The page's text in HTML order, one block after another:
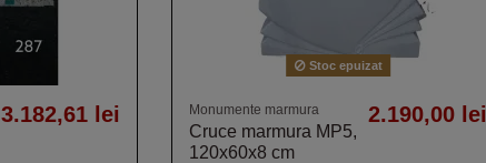
3.182,61 lei
Stoc epuizat
Monumente marmura
Cruce marmura MP5,
120x60x8 cm
2.190,00 lei